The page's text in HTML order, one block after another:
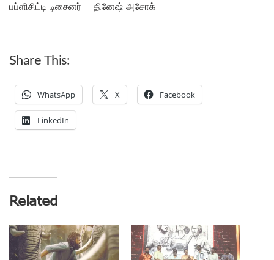
பப்ளிசிட்டி டிசைனர் – தினேஷ் அசோக்
Share This:
WhatsApp X Facebook
LinkedIn
Related